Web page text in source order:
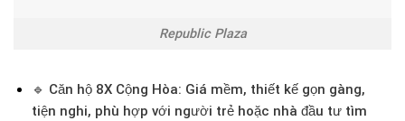
Republic Plaza
🔹 Căn hộ 8X Cộng Hòa: Giá mềm, thiết kế gọn gàng,
tiện nghi, phù hợp với người trẻ hoặc nhà đầu tư tìm